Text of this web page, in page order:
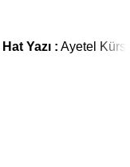
Hat Yazı : Ayetel Kürsi